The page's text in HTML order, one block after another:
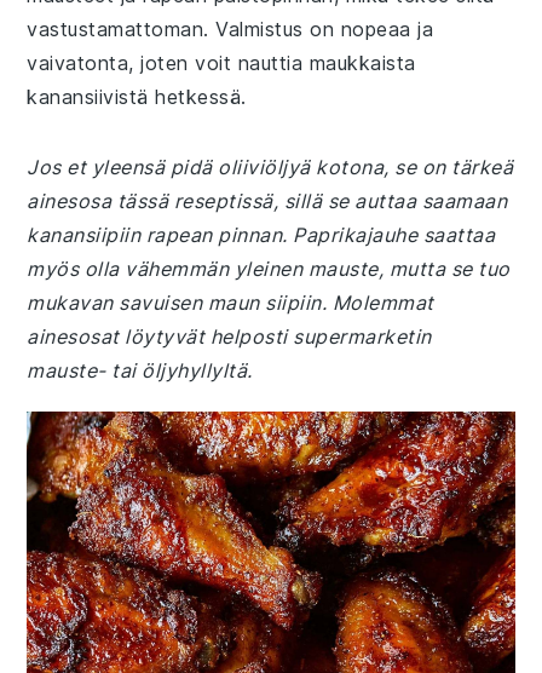
vastustamattoman. Valmistus on nopeaa ja
vaivatonta, joten voit nauttia maukkaista
kanansiivistä hetkessä.
Jos et yleensä pidä oliiviöljyä kotona, se on tärkeä
ainesosa tässä reseptissä, sillä se auttaa saamaan
kanansiipiin rapean pinnan. Paprikajauhe saattaa
myös olla vähemmän yleinen mauste, mutta se tuo
mukavan savuisen maun siipiin. Molemmat
ainesosat löytyvät helposti supermarketin
mauste- tai öljyhyllyltä.